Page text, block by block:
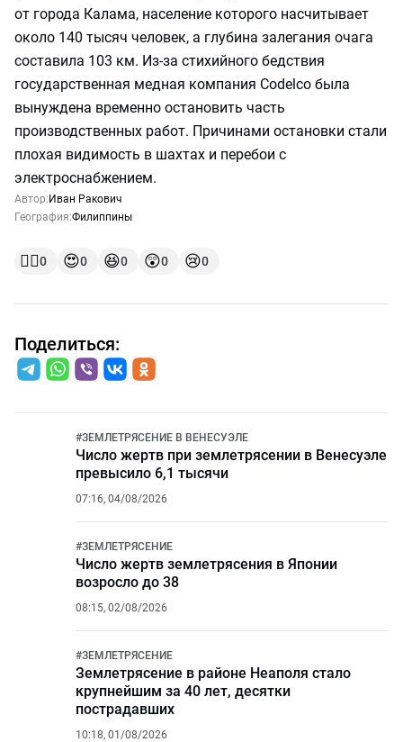
от города Калама, население которого насчитывает
около 140 тысяч человек, а глубина залегания очага
составила 103 км. Из-за стихийного бедствия
государственная медная компания Codelco была
вынуждена временно остановить часть
производственных работ. Причинами остановки стали
плохая видимость в шахтах и перебои с
электроснабжением.
Автор: Иван Ракович
География:Филиппины
👍🏻0 😍0 😆0 😲0 😢0
Поделиться:
#ЗЕМЛЕТРЯСЕНИЕ В ВЕНЕСУЭЛЕ
Число жертв при землетрясении в Венесуэле
превысило 6,1 тысячи
07:16, 04/08/2026
#ЗЕМЛЕТРЯСЕНИЕ
Число жертв землетрясения в Японии
возросло до 38
08:15, 02/08/2026
#ЗЕМЛЕТРЯСЕНИЕ
Землетрясение в районе Неаполя стало
крупнейшим за 40 лет, десятки
пострадавших
10:18, 01/08/2026